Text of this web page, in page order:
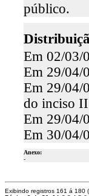
público.
Em 02/03/
Em 29/04/
Em 29/04/
do inciso
Em 29/04/
Em 30/04/
Anexo:
-
Exibindo registros 161 á 180